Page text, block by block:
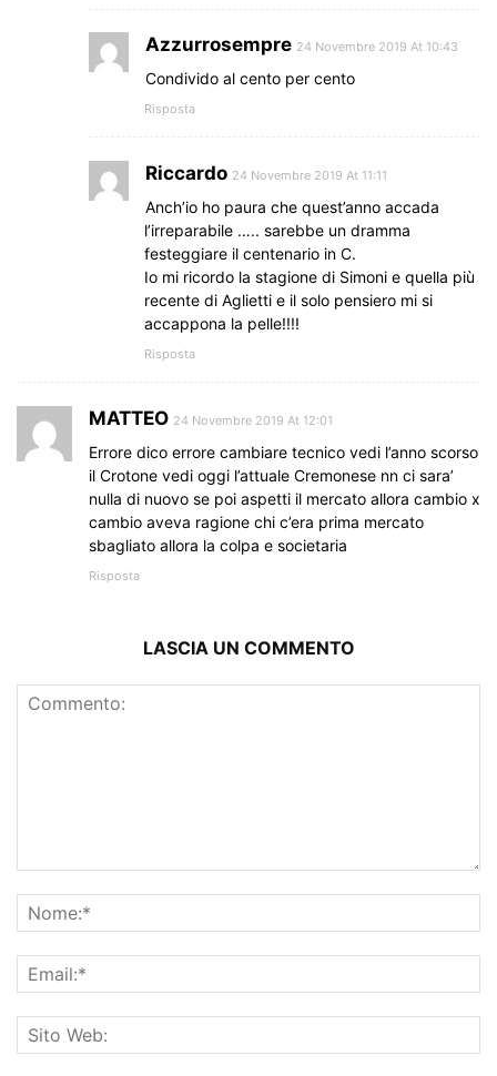
Azzurrosempre 24 Novembre 2019 At 10:43
Condivido al cento per cento
Risposta
Riccardo 24 Novembre 2019 At 11:11
Anch’io ho paura che quest’anno accada
l’irreparabile ….. sarebbe un dramma
festeggiare il centenario in C.
Io mi ricordo la stagione di Simoni e quella più
recente di Aglietti e il solo pensiero mi si
accappona la pelle!!!!
Risposta
MATTEO 24 Novembre 2019 At 12:01
Errore dico errore cambiare tecnico vedi l’anno scorso
il Crotone vedi oggi l’attuale Cremonese nn ci sara’
nulla di nuovo se poi aspetti il mercato allora cambio x
cambio aveva ragione chi c’era prima mercato
sbagliato allora la colpa e societaria
Risposta
LASCIA UN COMMENTO